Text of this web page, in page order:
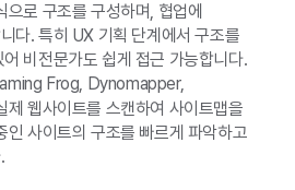
로 구조를 구성하며, 협업에
다. 특히 UX 기획 단계에서 구조를
비전문가도 쉽게 접근 가능합니다.
Frog, Dynomapper,
웹사이트를 스캔하여 사이트맵을
인 사이트의 구조를 빠르게 파악하고